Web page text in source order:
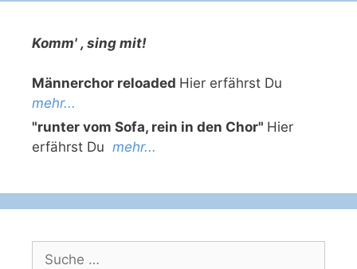
Komm' , sing mit!
Männerchor reloaded Hier erfährst Du
mehr...
"runter vom Sofa, rein in den Chor" Hier
erfährst Du mehr...
Suche